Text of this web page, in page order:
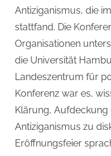
Antiziganismus, die
stattfand. Die
Organisationen
die Universität
Landeszentrum für
Konferenz war es,
Klärung,
Antiziganismus zu
Eröffnungsfeier